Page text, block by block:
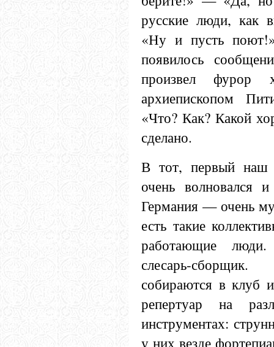
русские люди,
«Ну и пусть
появилось
произвел фурор
архиепископом
«Что? Как? Какой
сделано.
В тот, первый наш
очень волновался
Германия — очень
есть такие
работающие
слесарь-
собираются в клуб
репертуар на
инструментах:
у них везде